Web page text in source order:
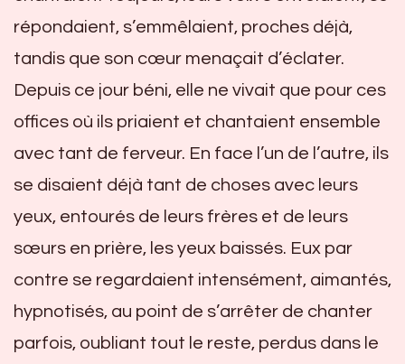
répondaient, s’emmêlaient, proches déjà,
tandis que son cœur menaçait d’éclater.
Depuis ce jour béni, elle ne vivait que pour ces
offices où ils priaient et chantaient ensemble
avec tant de ferveur. En face l’un de l’autre, ils
se disaient déjà tant de choses avec leurs
yeux, entourés de leurs frères et de leurs
sœurs en prière, les yeux baissés. Eux par
contre se regardaient intensément, aimantés,
hypnotisés, au point de s’arrêter de chanter
parfois, oubliant tout le reste, perdus dans le